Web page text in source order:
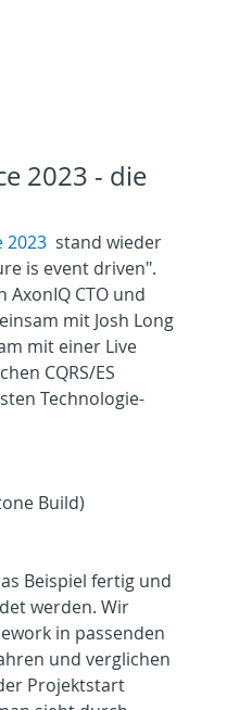
2023 - die
2023 stand wieder
is event driven".
CTO und
mit Josh Long
mit einer Live
CQRS/ES
Technologie-
Build)
Beispiel fertig und
werden. Wir
in passenden
und verglichen
Projektstart